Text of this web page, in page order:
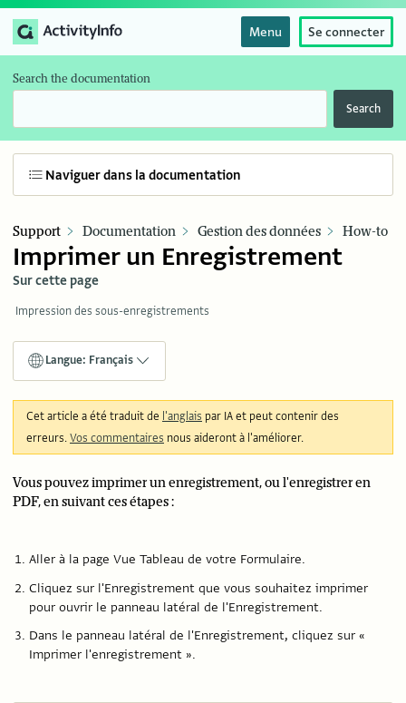
Menu Se connecter
Search the documentation
Search
Naviguer dans la documentation
Support Documentation Gestion des données How-to
Imprimer un Enregistrement
Sur cette page
Impression des sous-enregistrements
Langue: Français
Cet article a été traduit de l'anglais par IA et peut contenir des
erreurs.Vos commentaires nous aideront à l'améliorer.
Vous pouvez imprimer un enregistrement, ou l'enregistrer en
PDF, en suivant ces étapes :
Aller à la page Vue Tableau de votre Formulaire.
Cliquez sur l'Enregistrement que vous souhaitez imprimer
pour ouvrir le panneau latéral de l'Enregistrement.
Dans le panneau latéral de l'Enregistrement, cliquez sur «
Imprimer l'enregistrement ».